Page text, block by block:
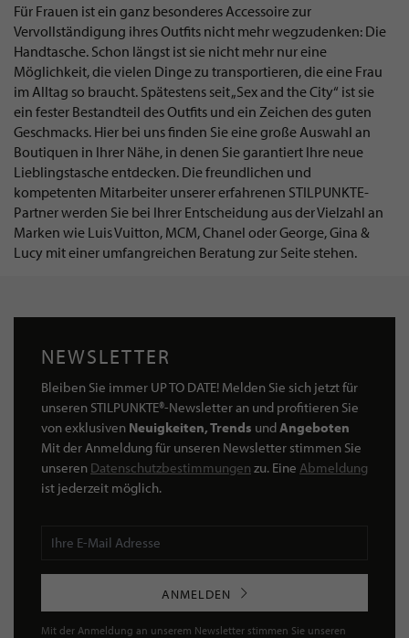
Für Frauen ist ein ganz besonderes Accessoire zur
Vervollständigung ihres Outfits nicht mehr wegzudenken: Die
Handtasche. Schon längst ist sie nicht mehr nur eine
Möglichkeit, die vielen Dinge zu transportieren, die eine Frau
im Alltag so braucht. Spätestens seit „Sex and the City“ ist sie
ein fester Bestandteil des Outfits und ein Zeichen des guten
Geschmacks. Hier bei uns finden Sie eine große Auswahl an
Boutiquen in Ihrer Nähe, in denen Sie garantiert Ihre neue
Lieblingstasche entdecken. Die freundlichen und
kompetenten Mitarbeiter unserer erfahrenen STILPUNKTE-
Partner werden Sie bei Ihrer Entscheidung aus der Vielzahl an
Marken wie Luis Vuitton, MCM, Chanel oder George, Gina &
Lucy mit einer umfangreichen Beratung zur Seite stehen.
NEWSLETTER
Bleiben Sie immer UP TO DATE! Melden Sie sich jetzt für
unseren STILPUNKTE®-Newsletter an und profitieren Sie
von exklusiven Neuigkeiten, Trends undAngeboten
Mit der Anmeldung für unseren Newsletter stimmen Sie
unseren Datenschutzbestimmungen zu. Eine Abmeldung
ist jederzeit möglich.
ANMELDEN
Mit der Anmeldung an unserem Newsletter stimmen Sie unseren